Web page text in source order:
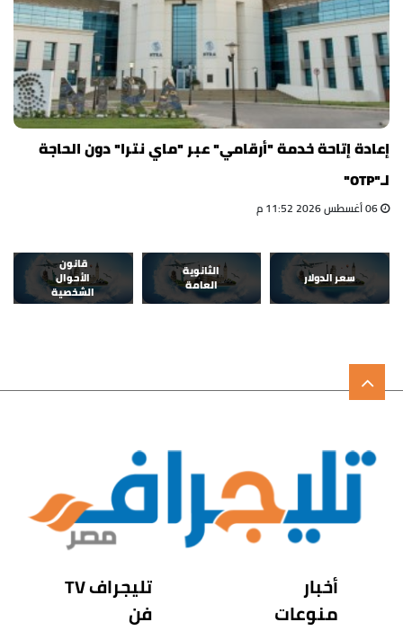
إعادة إتاحة خدمة "أرقامي" عبر "ماي نترا" دون الحاجة
لـ"OTP"
سعر الدولار
الثانوية
العامة
قانون
الأحوال
الشخصية
أخبار
منوعات
تليجراف TV
فن